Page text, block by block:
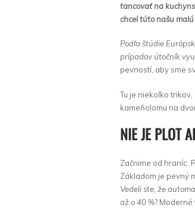
tancovať na
chcel túto našu
Podľa štúdie
prípadov útočník
pevností, aby sme
Tu je niekoľko
kameňolomu na
NIE JE PLOT
Začnime od hraníc.
Základom je pevný
Vedeli ste, že
až o 40 %?